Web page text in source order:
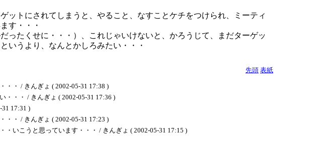
ットにされてしまうと、やること、なすことケチをつけられ、ミーティ
す・・・
ったくせに・・・）、これじゃいけないと、かろうじて、まだターゲッ
いうより、なんとかしろみたい・・・
先頭 表紙
・ / きんぎょ ( 2002-05-31 17:38 )
・・ / きんぎょ ( 2002-05-31 17:36 )
17:31 )
・ / きんぎょ ( 2002-05-31 17:23 )
いこうと思っています・・・ / きんぎょ ( 2002-05-31 17:15 )